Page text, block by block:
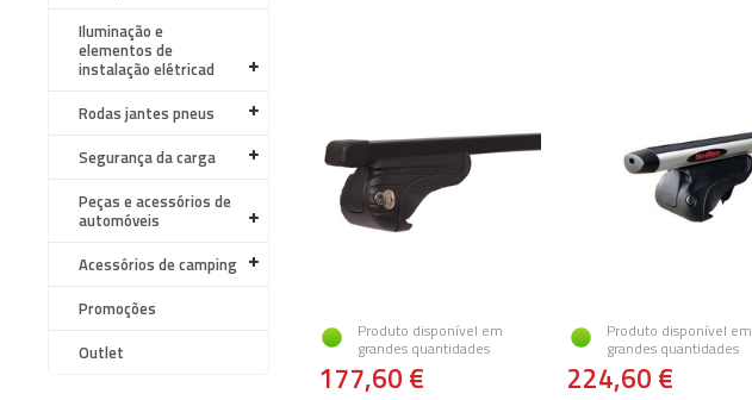
Iluminação e
elementos de
instalação elétricad
Rodas jantes pneus
Segurança da carga
Peças e acessórios de
automóveis
Acessórios de camping
Promoções
Outlet
Produto disponível em
grandes quantidades
177,60 €
Produto disponível em
grandes quantidades
224,60 €